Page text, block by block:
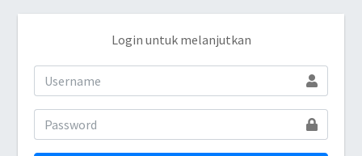
Login untuk melanjutkan